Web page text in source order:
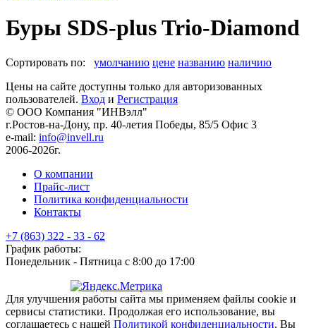
Буры SDS-plus Trio-Diamond
Сортировать по: умолчанию цене названию наличию
Цены на сайте доступны только для авторизованных
пользователей. Вход и Регистрация
© ООО Компания "ИНВэлл"
г.Ростов-на-Дону, пр. 40-летия Победы, 85/5 Офис 3
e-mail: info@invell.ru
2006-2026г.
О компании
Прайс-лист
Политика конфиденциальности
Контакты
+7 (863) 322 - 33 - 62
График работы:
Понедельник - Пятница с 8:00 до 17:00
Для улучшения работы сайта мы применяем файлы cookie и
сервисы статистики. Продолжая его использование, вы
соглашаетесь с нашей Политикой конфиденциальности. Вы